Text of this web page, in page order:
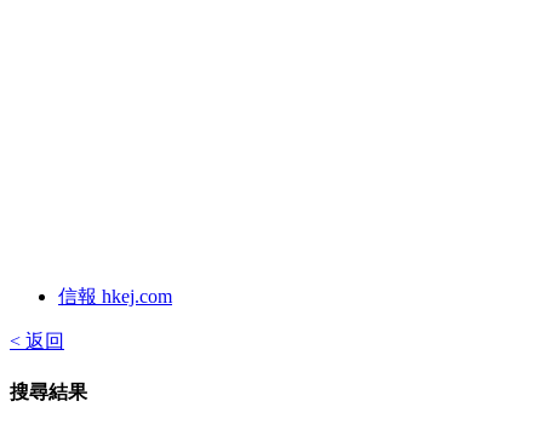
信報 hkej.com
< 返回
搜尋結果